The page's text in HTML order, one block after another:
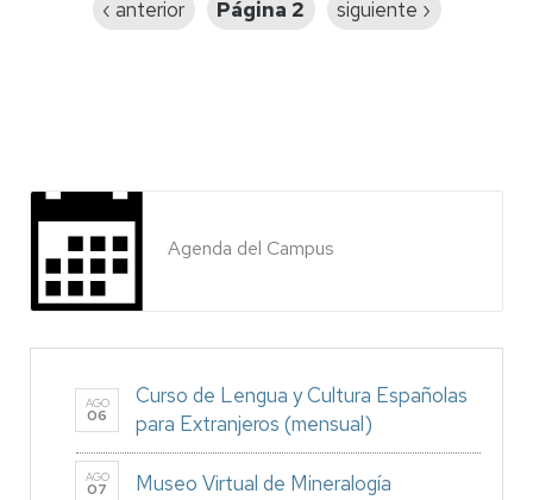
Página
‹ anterior Página 2
Siguiente
siguiente ›
Agenda del Campus
AGO
06
Curso de Lengua y Cultura Españolas
para Extranjeros (mensual)
AGO
07 Museo Virtual de Mineralogía